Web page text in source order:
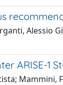
Alessio
ARISE-1
Mammini,